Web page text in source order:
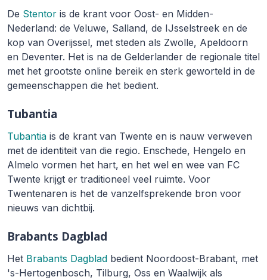
De Stentor is de krant voor Oost- en Midden-
Nederland: de Veluwe, Salland, de IJsselstreek en de
kop van Overijssel, met steden als Zwolle, Apeldoorn
en Deventer. Het is na de Gelderlander de regionale titel
met het grootste online bereik en sterk geworteld in de
gemeenschappen die het bedient.
Tubantia
Tubantia is de krant van Twente en is nauw verweven
met de identiteit van die regio. Enschede, Hengelo en
Almelo vormen het hart, en het wel en wee van FC
Twente krijgt er traditioneel veel ruimte. Voor
Twentenaren is het de vanzelfsprekende bron voor
nieuws van dichtbij.
Brabants Dagblad
Het Brabants Dagblad bedient Noordoost-Brabant, met
's-Hertogenbosch, Tilburg, Oss en Waalwijk als